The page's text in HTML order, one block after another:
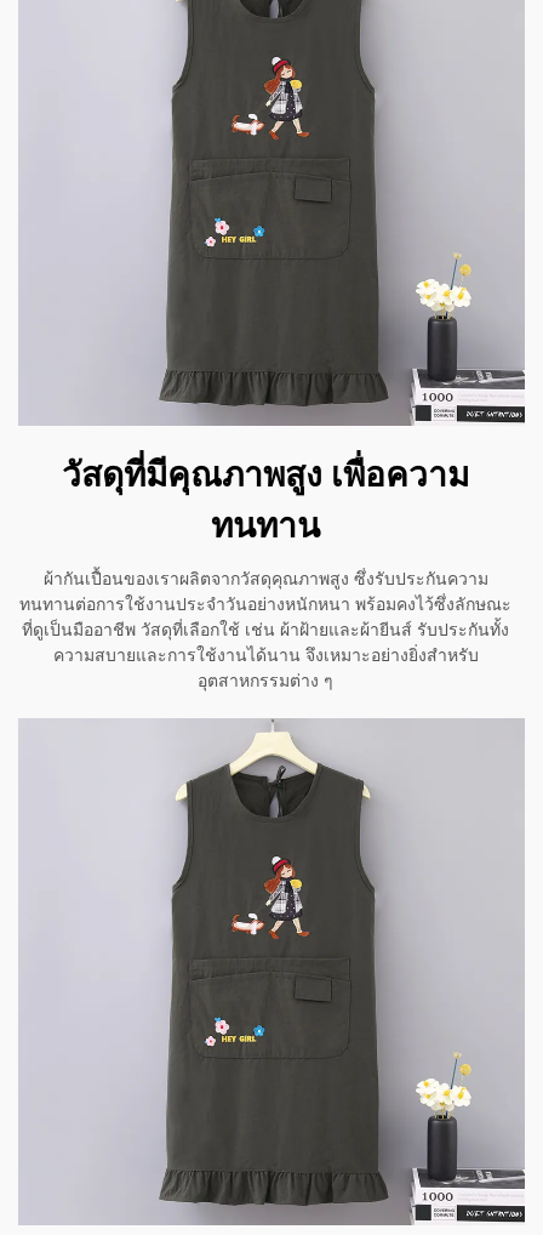
วัสดุที่มีคุณภาพสูง เพื่อความ
ทนทาน
ผ้ากันเปื้อนของเราผลิตจากวัสดุคุณภาพสูง ซึ่งรับประกันความ
ทนทานต่อการใช้งานประจำวันอย่างหนักหนา พร้อมคงไว้ซึ่งลักษณะ
ที่ดูเป็นมืออาชีพ วัสดุที่เลือกใช้ เช่น ผ้าฝ้ายและผ้ายีนส์ รับประกันทั้ง
ความสบายและการใช้งานได้นาน จึงเหมาะอย่างยิ่งสำหรับ
อุตสาหกรรมต่าง ๆ